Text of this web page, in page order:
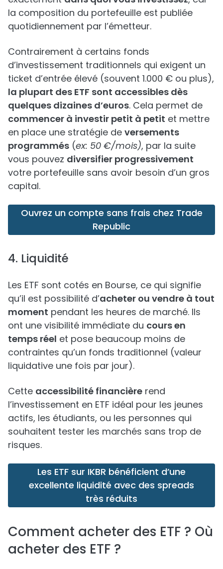
la composition du portefeuille est publiée
quotidiennement par l’émetteur.
Contrairement à certains fonds
d’investissement traditionnels qui exigent un
ticket d’entrée élevé (souvent 1.000 € ou plus),
la plupart des ETF sont accessibles dès
quelques dizaines d’euros. Cela permet de
commencer à investir petit à petit et mettre
en place une stratégie de versements
programmés (ex: 50 €/mois), par la suite
vous pouvez diversifier progressivement
votre portefeuille sans avoir besoin d’un gros
capital.
Ouvrez un compte sans frais chez Trade
Republic
4. Liquidité
Les ETF sont cotés en Bourse, ce qui signifie
qu’il est possibilité d’acheter ou vendre à tout
moment pendant les heures de marché. Ils
ont une visibilité immédiate du cours en
temps réel et pose beaucoup moins de
contraintes qu’un fonds traditionnel (valeur
liquidative une fois par jour).
Cette accessibilité financière rend
l’investissement en ETF idéal pour les jeunes
actifs, les étudiants, ou les personnes qui
souhaitent tester les marchés sans trop de
risques.
Les ETF sur IKBR bénéficient d’une
excellente liquidité avec des spreads
très réduits
Comment acheter des ETF ? Où
acheter des ETF ?